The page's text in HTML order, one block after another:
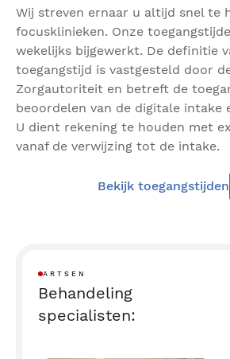
Oorzaken & symptomen
oogslijmvlies
De meest voorkomende oorzaak
bacterie. Ook een allergie, het
syndroom of irriterende stoffen in
kunnen eenrood oogveroorzaken.
geelgroene afscheiding (pus).
infecties van de conjunctiva
verschijnselen duren 1-2 weken.
Wij streven ernaar u altijd snel te
focusklinieken. Onze
wekelijks bijgewerkt. De definitie
toegangstijd is vastgesteld door
Zorgautoriteit en betreft de
beoordelen van de digitale intake
U dient rekening te houden met
vanaf de verwijzing tot de intake.
Bekijk toegangstijden
ARTSEN
Behandeling
specialisten: